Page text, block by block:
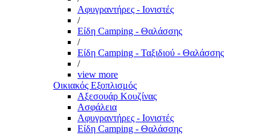
Αφυγραντήρες - Ιονιστές
/
Είδη Camping - Θαλάσσης
/
Είδη Camping - Ταξιδιού - Θαλάσσης
/
view more
Οικιακός Εξοπλισμός
Αξεσουάρ Κουζίνας
Ασφάλεια
Αφυγραντήρες - Ιονιστές
Είδη Camping - Θαλάσσης